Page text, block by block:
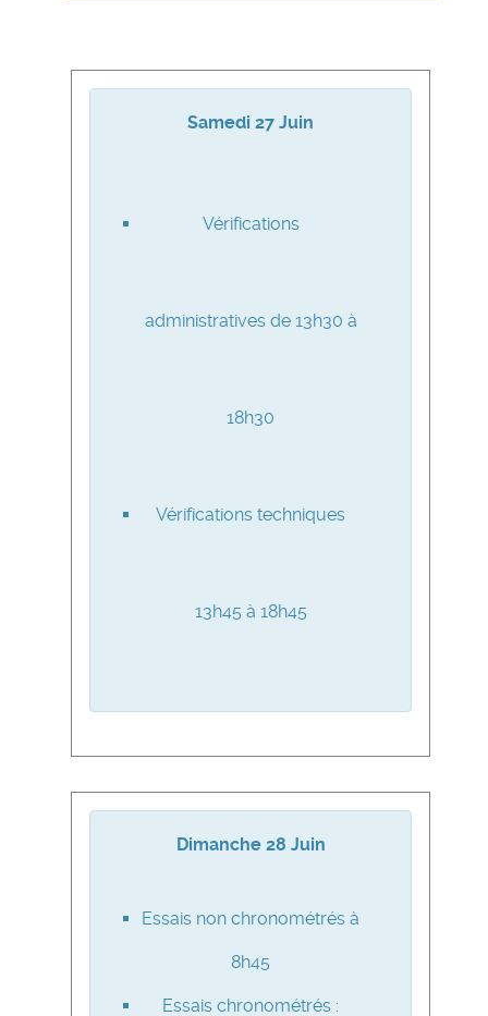
Samedi 27 Juin
Vérifications
administratives de 13h30 à
18h30
Vérifications techniques
13h45 à 18h45
Dimanche 28 Juin
Essais non chronométrés à
8h45
Essais chronométrés :